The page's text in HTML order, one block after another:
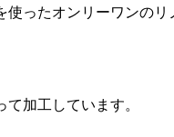
加工しています。